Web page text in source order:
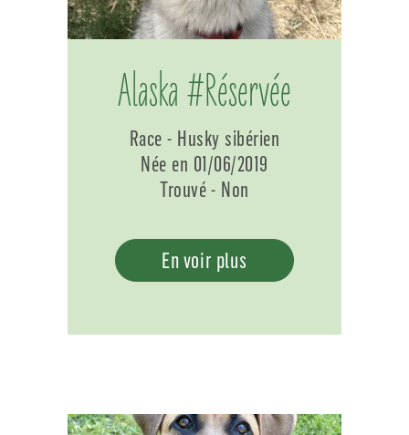
Alaska #Réservée
Race - Husky sibérien
Née en 01/06/2019
Trouvé - Non
En voir plus